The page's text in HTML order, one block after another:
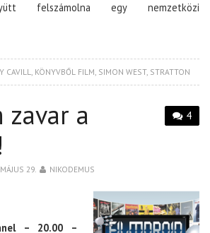
felszámolna egy nemzetközi
CAVILL, KÖNYVBŐL FILM, SIMON WEST, STRATTON
4
zavar a
29. NIKODEMUS
– 20.00 –